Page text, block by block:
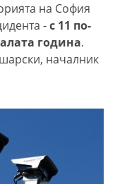
на София
-с 11 по-
година.
началник